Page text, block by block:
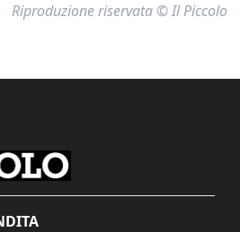
Riproduzione riservata © Il Piccolo